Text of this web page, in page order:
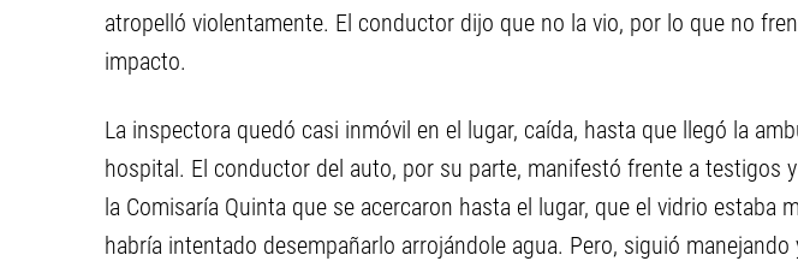
atropelló violentamente. El conductor dijo que no la vio, por lo que no
impacto.
La inspectora quedó casi inmóvil en el lugar, caída, hasta que llegó la
hospital. El conductor del auto, por su parte, manifestó frente a testigos
la Comisaría Quinta que se acercaron hasta el lugar, que el vidrio estaba
habría intentado desempañarlo arrojándole agua. Pero, siguió